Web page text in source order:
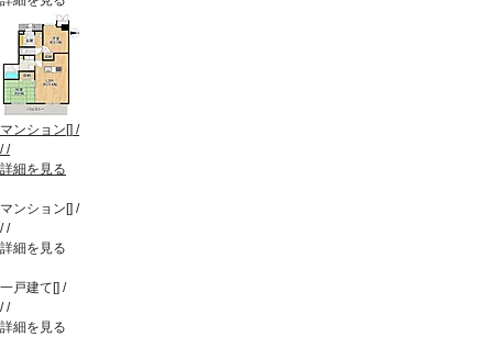
マンション [] /
//
詳細を見る
マンション [] /
//
詳細を見る
一戸建て [] /
//
詳細を見る